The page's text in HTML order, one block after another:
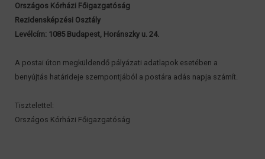
Országos Kórházi Főigazgatóság
Rezidensképzési Osztály
Levélcím: 1085 Budapest, Horánszky u. 24.
A postai úton megküldendő pályázati adatlapok esetében a
benyújtás határideje szempontjából a postára adás napja számít.
Tisztelettel:
Országos Kórházi Főigazgatóság